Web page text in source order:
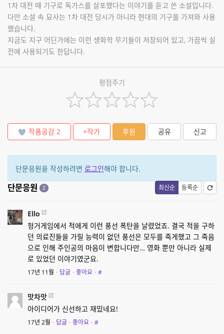
1차 대전 때 기구로 독가스를 살포했다는 이야기를 듣고 쓴 소설입니다.
다만 소설 속 묘사는 1차 대전 당시가 아니라 현대의 기구를 가져와 사용
했습니다.
지금도 지구 어딘가에는 이런 생화학 무기들이 저장되어 있고, 가끔씩 실
전에 사용되기도 한답니다.
평점주기
작품공감 2 +작가 후원 공유 신고
단문응원을 작성하려면 로그인해야 합니다.
최신순 등록순
단문응원 2
Ello
헝거게임에서 적에게 이런 풍선 폭탄을 날렸었죠. 결국 적을 구하
던 의료진들을 가릴 능력이 없던 풍선은 모두를 죽게했고 그 죽음
으로 인해 주인공의 마음이 변합니다만… 영화 뿐만 아니라 실제
로 있었던 이야기였군요.
17년 11월 · 답글 · 좋아요 · #
맛차맛
아이디어가 신선하고 재밌네요!
17년 2월 · 답글 · 좋아요 · #